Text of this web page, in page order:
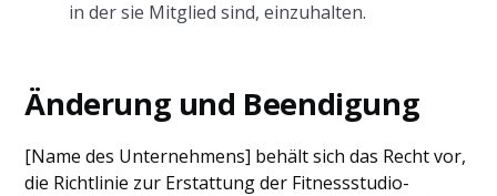
in der sie Mitglied sind, einzuhalten.
Änderung und Beendigung
[Name des Unternehmens] behält sich das Recht vor,
die Richtlinie zur Erstattung der Fitnessstudio-